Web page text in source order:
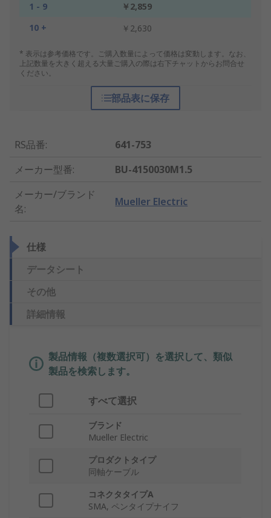
1 - 9
￥2,859
10 +
￥2,630
* 表示は参考価格です。ご購入数量によって価格は変動します。なお、
上記数量を大きく超える大量ご購入の際は右下チャットからお問合せ
ください。
部品表に保存
RS品番:
641-753
メーカー型番:
BU-4150030M1.5
メーカー/ブランド
名:
Mueller Electric
仕様
データシート
その他
詳細情報
製品情報（複数選択可）を選択して、類似
製品を検索します。
すべて選択
ブランド
Mueller Electric
プロダクトタイプ
同軸ケーブル
コネクタタイプA
SMA, ペンタイプナイフ